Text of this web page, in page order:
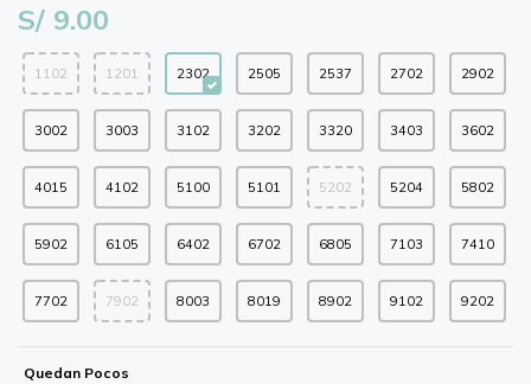
S/ 9.00
1102 1201 2302 2505 2537 2702 2902
3002 3003 3102 3202 3320 3403 3602
4015 4102 5100 5101 5202 5204 5802
5902 6105 6402 6702 6805 7103 7410
7702 7902 8003 8019 8902 9102 9202
Quedan Pocos